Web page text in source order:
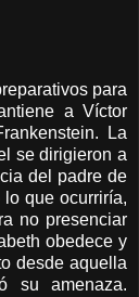
para
a Víctor
La
se dirigieron a
del padre de
que ocurriría,
no presenciar
obedece y
desde aquella
su amenaza.